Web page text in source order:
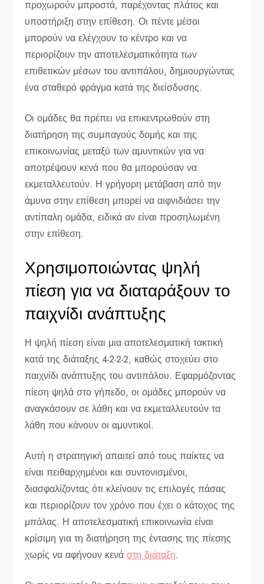
προχωρούν μπροστά, παρέχοντας πλάτος και
υποστήριξη στην επίθεση. Οι πέντε μέσοι
μπορούν να ελέγχουν το κέντρο και να
περιορίζουν την αποτελεσματικότητα των
επιθετικών μέσων του αντιπάλου, δημιουργώντας
ένα σταθερό φράγμα κατά της διείσδυσης.
Οι ομάδες θα πρέπει να επικεντρωθούν στη
διατήρηση της συμπαγούς δομής και της
επικοινωνίας μεταξύ των αμυντικών για να
αποτρέψουν κενά που θα μπορούσαν να
εκμεταλλευτούν. Η γρήγορη μετάβαση από την
άμυνα στην επίθεση μπορεί να αιφνιδιάσει την
αντίπαλη ομάδα, ειδικά αν είναι προσηλωμένη
στην επίθεση.
Χρησιμοποιώντας ψηλή
πίεση για να διαταράξουν το
παιχνίδι ανάπτυξης
Η ψηλή πίεση είναι μια αποτελεσματική τακτική
κατά της διάταξης 4-2-2-2, καθώς στοχεύει στο
παιχνίδι ανάπτυξης του αντιπάλου. Εφαρμόζοντας
πίεση ψηλά στο γήπεδο, οι ομάδες μπορούν να
αναγκάσουν σε λάθη και να εκμεταλλευτούν τα
λάθη που κάνουν οι αμυντικοί.
Αυτή η στρατηγική απαιτεί από τους παίκτες να
είναι πειθαρχημένοι και συντονισμένοι,
διασφαλίζοντας ότι κλείνουν τις επιλογές πάσας
και περιορίζουν τον χρόνο που έχει ο κάτοχος της
μπάλας. Η αποτελεσματική επικοινωνία είναι
κρίσιμη για τη διατήρηση της έντασης της πίεσης
χωρίς να αφήνουν κενάστη διάταξη.